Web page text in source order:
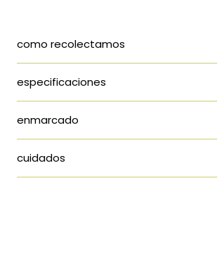
como recolectamos
especificaciones
enmarcado
cuidados